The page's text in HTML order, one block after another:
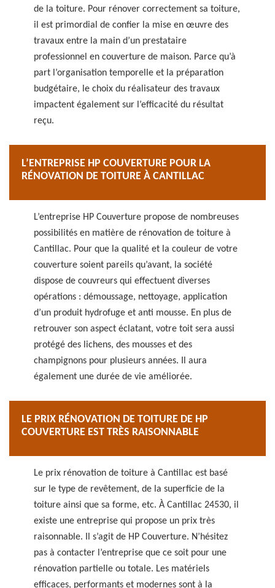
de la toiture. Pour rénover correctement sa toiture,
il est primordial de confier la mise en œuvre des
travaux entre la main d’un prestataire
professionnel en couverture de maison. Parce qu’à
part l’organisation temporelle et la préparation
budgétaire, le choix du réalisateur des travaux
impactent également sur l’efficacité du résultat
reçu.
L’ENTREPRISE HP COUVERTURE POUR LA
RÉNOVATION DE TOITURE À CANTILLAC
L’entreprise HP Couverture propose de nombreuses
possibilités en matière de rénovation de toiture à
Cantillac. Pour que la qualité et la couleur de votre
couverture soient pareils qu’avant, la société
dispose de couvreurs qui effectuent diverses
opérations : démoussage, nettoyage, application
d’un produit hydrofuge et anti mousse. En plus de
retrouver son aspect éclatant, votre toit sera aussi
protégé des lichens, des mousses et des
champignons pour plusieurs années. Il aura
également une durée de vie améliorée.
LE PRIX RÉNOVATION DE TOITURE DE HP
COUVERTURE EST TRÈS RAISONNABLE
Le prix rénovation de toiture à Cantillac est basé
sur le type de revêtement, de la superficie de la
toiture ainsi que sa forme, etc. À Cantillac 24530, il
existe une entreprise qui propose un prix très
raisonnable. Il s’agit de HP Couverture. N’hésitez
pas à contacter l’entreprise que ce soit pour une
rénovation partielle ou totale. Les matériels
efficaces, performants et modernes sont à la